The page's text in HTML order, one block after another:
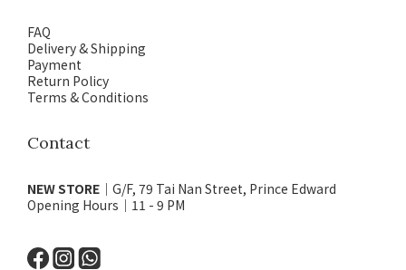
FAQ
Delivery & Shipping
Payment
Return Policy
Terms & Conditions
Contact
NEW STORE ｜G/F, 79 Tai Nan Street, Prince Edward
Opening Hours｜11 - 9 PM